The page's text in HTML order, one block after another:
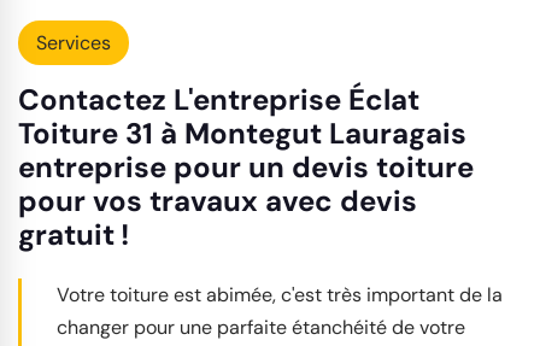
Services
Contactez L'entreprise Éclat
Toiture 31 à Montegut Lauragais
entreprise pour un devis toiture
pour vos travaux avec devis
gratuit !
Votre toiture est abimée, c'est très important de la
changer pour une parfaite étanchéité de votre